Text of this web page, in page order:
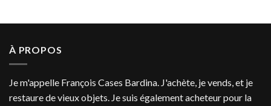
À PROPOS
Je m'appelle François Cases Bardina. J'achète, je vends, et je
restaure de vieux objets. Je suis également acheteur pour la